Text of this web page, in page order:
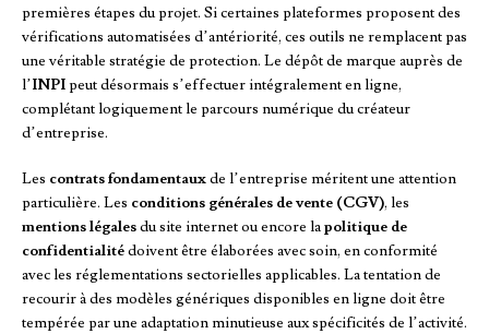
premières étapes du projet. Si certaines plateformes proposent des
vérifications automatisées d’antériorité, ces outils ne remplacent pas
une véritable stratégie de protection. Le dépôt de marque auprès de
l’INPIpeut désormais s’effectuer intégralement en ligne,
complétant logiquement le parcours numérique du créateur
d’entreprise.
Les contrats fondamentauxde l’entreprise méritent une attention
particulière. Les conditions générales de vente (CGV), les
mentions légalesdu site internet ou encore lapolitique de
confidentialitédoivent être élaborées avec soin, en conformité
avec les réglementations sectorielles applicables. La tentation de
recourir à des modèles génériques disponibles en ligne doit être
tempérée par une adaptation minutieuse aux spécificités de l’activité.